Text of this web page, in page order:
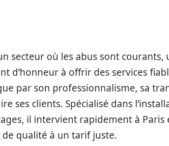
secteur où les abus sont
d’honneur à offrir des services
par son professionnalisme, sa
ses clients. Spécialisé dans
il intervient rapidement à Paris
qualité à un tarif juste.